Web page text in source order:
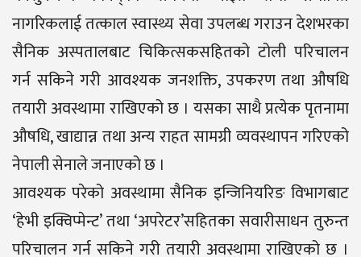
नागरिकलाई तत्काल स्वास्थ्य सेवा उपलब्ध गराउन देशभरका
सैनिक अस्पतालबाट चिकित्सकसहितको टोली परिचालन
गर्न सकिने गरी आवश्यक जनशक्ति, उपकरण तथा औषधि
तयारी अवस्थामा राखिएको छ । यसका साथै प्रत्येक पृतनामा
औषधि, खाद्यान्न तथा अन्य राहत सामग्री व्यवस्थापन गरिएको
नेपाली सेनाले जनाएको छ ।
आवश्यक परेको अवस्थामा सैनिक इन्जिनियरिङ विभागबाट
‘हेभी इक्विप्मेन्ट’ तथा ‘अपरेटर’सहितका सवारीसाधन तुरुन्त
परिचालन गर्न सकिने गरी तयारी अवस्थामा राखिएको छ ।